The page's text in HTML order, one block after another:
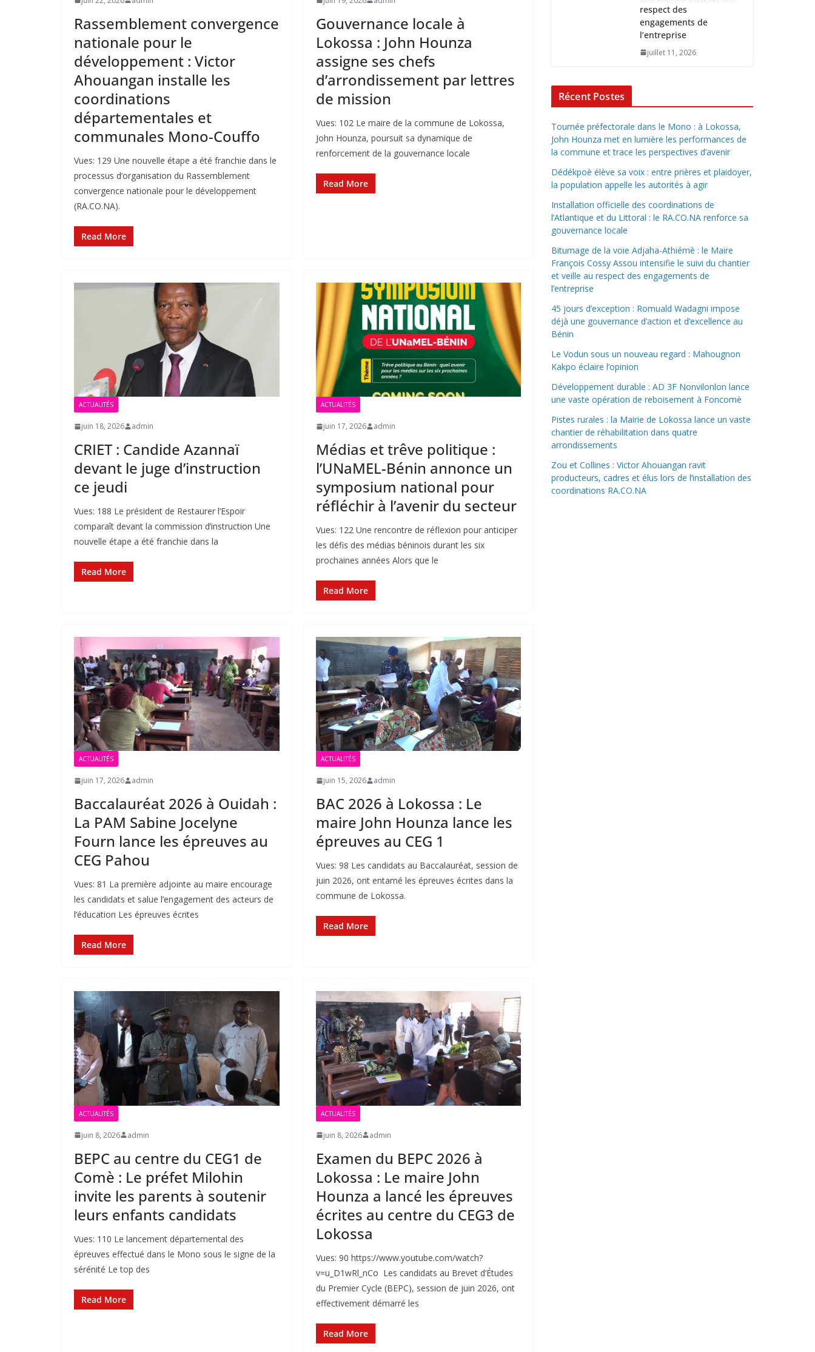
Rassemblement convergence
nationale pour le
développement : Victor
Ahouangan installe les
coordinations
départementales et
communales Mono-Couffo
Vues: 129 Une nouvelle étape a été franchie dans le
processus d’organisation du Rassemblement
convergence nationale pour le développement
(RA.CO.NA).
Read More
Gouvernance locale à
Lokossa : John Hounza
assigne ses chefs
d’arrondissement par lettres
de mission
Vues: 102 Le maire de la commune de Lokossa,
John Hounza, poursuit sa dynamique de
renforcement de la gouvernance locale
Read More
ACTUALITÉS
juin 18, 2026 admin
CRIET : Candide Azannaï
devant le juge d’instruction
ce jeudi
Vues: 188 Le président de Restaurer l’Espoir
comparaît devant la commission d’instruction Une
nouvelle étape a été franchie dans la
Read More
ACTUALITÉS
juin 17, 2026 admin
Médias et trêve politique :
l’UNaMEL-Bénin annonce un
symposium national pour
réfléchir à l’avenir du secteur
Vues: 122 Une rencontre de réflexion pour anticiper
les défis des médias béninois durant les six
prochaines années Alors que le
Read More
ACTUALITÉS
juin 17, 2026 admin
Baccalauréat 2026 à Ouidah :
La PAM Sabine Jocelyne
Fourn lance les épreuves au
CEG Pahou
Vues: 81 La première adjointe au maire encourage
les candidats et salue l’engagement des acteurs de
l’éducation Les épreuves écrites
Read More
ACTUALITÉS
juin 15, 2026 admin
BAC 2026 à Lokossa : Le
maire John Hounza lance les
épreuves au CEG 1
Vues: 98 Les candidats au Baccalauréat, session de
juin 2026, ont entamé les épreuves écrites dans la
commune de Lokossa.
Read More
ACTUALITÉS
juin 8, 2026 admin
BEPC au centre du CEG1 de
Comè : Le préfet Milohin
invite les parents à soutenir
leurs enfants candidats
Vues: 110 Le lancement départemental des
épreuves effectué dans le Mono sous le signe de la
sérénité Le top des
Read More
ACTUALITÉS
juin 8, 2026 admin
Examen du BEPC 2026 à
Lokossa : Le maire John
Hounza a lancé les épreuves
écrites au centre du CEG3 de
Lokossa
Vues: 90 https://www.youtube.com/watch?
v=u_D1wRl_nCo Les candidats au Brevet d’Études
du Premier Cycle (BEPC), session de juin 2026, ont
effectivement démarré les
Read More
respect des
engagements de
l’entreprise
juillet 11, 2026
Récent Postes
Tournée préfectorale dans le Mono : à Lokossa,
John Hounza met en lumière les performances de
la commune et trace les perspectives d’avenir
Dédékpoè élève sa voix : entre prières et plaidoyer,
la population appelle les autorités à agir
Installation officielle des coordinations de
l’Atlantique et du Littoral : le RA.CO.NA renforce sa
gouvernance locale
Bitumage de la voie Adjaha-Athiémè : le Maire
François Cossy Assou intensifie le suivi du chantier
et veille au respect des engagements de
l’entreprise
45 jours d’exception : Romuald Wadagni impose
déjà une gouvernance d’action et d’excellence au
Bénin
Le Vodun sous un nouveau regard : Mahougnon
Kakpo éclaire l’opinion
Développement durable : AD 3F Nonvilonlon lance
une vaste opération de reboisement à Foncomè
Pistes rurales : la Mairie de Lokossa lance un vaste
chantier de réhabilitation dans quatre
arrondissements
Zou et Collines : Victor Ahouangan ravit
producteurs, cadres et élus lors de l’installation des
coordinations RA.CO.NA